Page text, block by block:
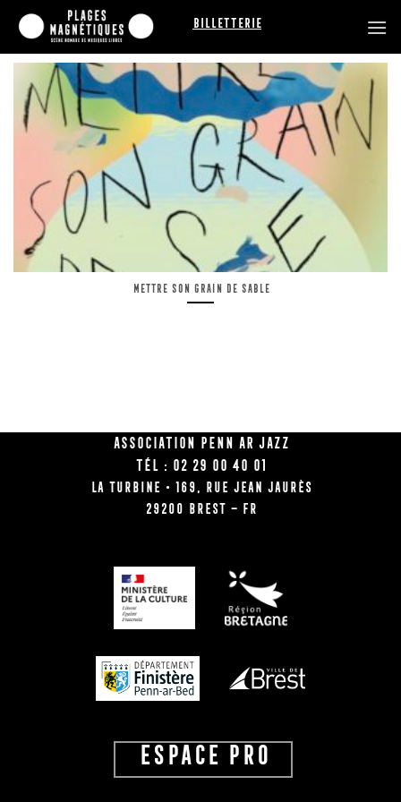
Passer
contenu
Billetterie
Mettre son grain de sable
Association Penn Ar Jazz
Tél : 02 29 00 40 01
La Turbine • 169, rue Jean Jaurès
29200 BREST – FR
ESPACE PRO